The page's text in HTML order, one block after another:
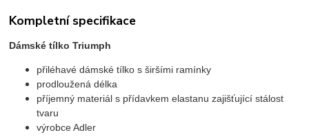
Kompletní specifikace
Dámské tílko Triumph
přiléhavé dámské tílko s širšími ramínky
prodloužená délka
příjemný materiál s přídavkem elastanu zajišťující stálost
tvaru
výrobce Adler